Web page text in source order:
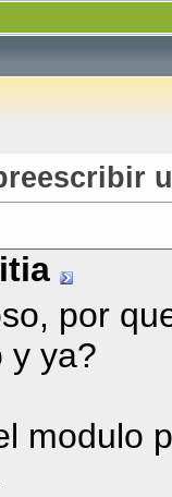
por
y ya?
modulo